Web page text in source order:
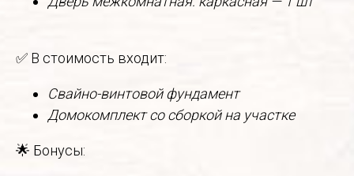
✅ В стоимость входит:
Свайно-винтовой фундамент
Домокомплект со сборкой на участке
🌟 Бонусы: